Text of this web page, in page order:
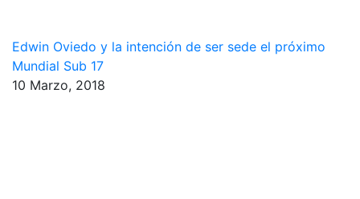
Edwin Oviedo y la intención de ser sede el próximo
Mundial Sub 17
10 Marzo, 2018